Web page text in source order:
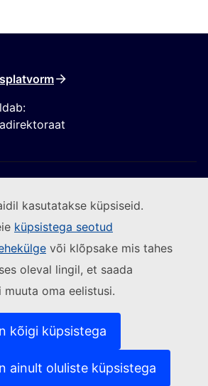
kasutatakse küpsiseid.
küpsistega seotud
või klõpsake mis tahes
oleval lingil, et saada
oma eelistusi.
kõigi küpsistega
ainult oluliste küpsistega
(Välislink)
(Välislink)
(Välislink)